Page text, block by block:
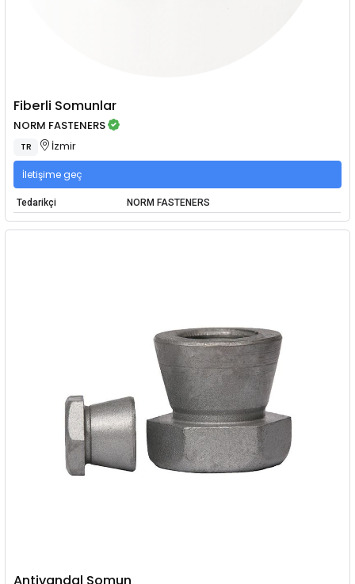
Fiberli Somunlar
NORM FASTENERS
TR İzmir
İletişime geç
Tedarikçi NORM FASTENERS
Antivandal Somun